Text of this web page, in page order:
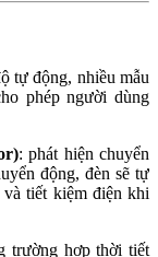
tự động, nhiều mẫu
phép người dùng
: phát hiện chuyển
động, đèn sẽ tự
và tiết kiệm điện khi
trường hợp thời tiết